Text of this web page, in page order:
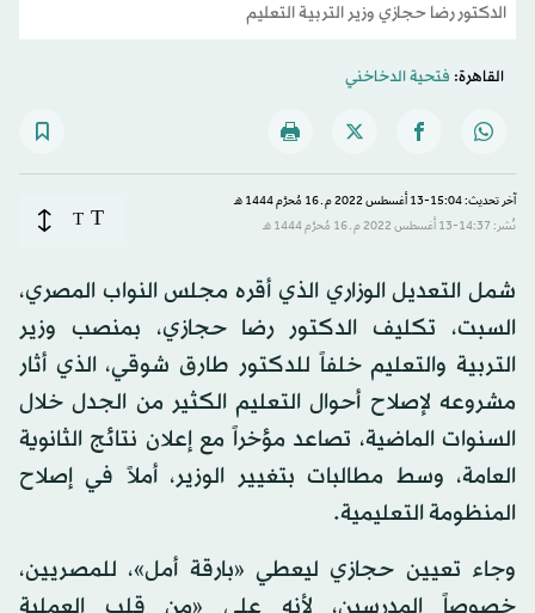
الدكتور رضا حجازي وزير التربية التعليم
القاهرة: فتحية الدخاخني
آخر تحديث: 15:04-13 أغسطس 2022 م ـ 16 مُحرَّم 1444 هـ
نُشر: 14:37-13 أغسطس 2022 م ـ 16 مُحرَّم 1444 هـ
T
T
شمل التعديل الوزاري الذي أقره مجلس النواب المصري،
السبت، تكليف الدكتور رضا حجازي، بمنصب وزير
التربية والتعليم خلفاً للدكتور طارق شوقي، الذي أثار
مشروعه لإصلاح أحوال التعليم الكثير من الجدل خلال
السنوات الماضية، تصاعد مؤخراً مع إعلان نتائج الثانوية
العامة، وسط مطالبات بتغيير الوزير، أملاً في إصلاح
المنظومة التعليمية.
وجاء تعيين حجازي ليعطي «بارقة أمل»، للمصريين،
خصوصاً المدرسين، لأنه على «من قلب العملية